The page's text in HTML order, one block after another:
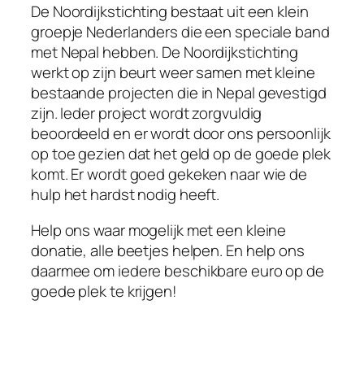
De Noordijkstichting bestaat uit een klein
groepje Nederlanders die een speciale band
met Nepal hebben. De Noordijkstichting
werkt op zijn beurt weer samen met kleine
bestaande projecten die in Nepal gevestigd
zijn. Ieder project wordt zorgvuldig
beoordeeld en er wordt door ons persoonlijk
op toe gezien dat het geld op de goede plek
komt. Er wordt goed gekeken naar wie de
hulp het hardst nodig heeft.
Help ons waar mogelijk met een kleine
donatie, alle beetjes helpen. En help ons
daarmee om iedere beschikbare euro op de
goede plek te krijgen!